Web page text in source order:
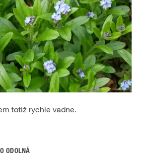
totiž rychle vadne.
ODOLNÁ